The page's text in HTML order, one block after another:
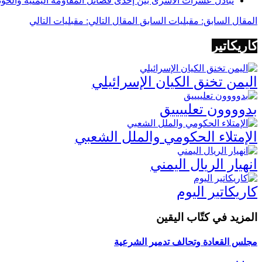
المقال السابق: مقبليات السابق المقال التالي: مقبليات التالي
كاريكاتير
اليمن تخنق الكيان الإسرائيلي
بدوووون تعلييييق
الإمتلاء الحكومي والملل الشعبي
انهيار الريال اليمني
كاريكاتير اليوم
المزيد في كتّاب اليقين
مجلس القعادة وتحالف تدمير الشرعية